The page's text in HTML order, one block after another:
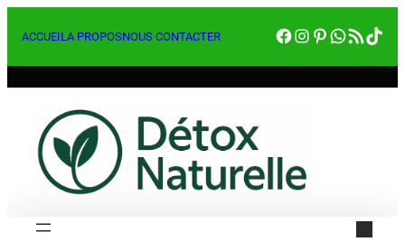
auACCUEILA PROPOSNOUS CONTACTER Facebook
Instagram
Pinterest
RSS Feed